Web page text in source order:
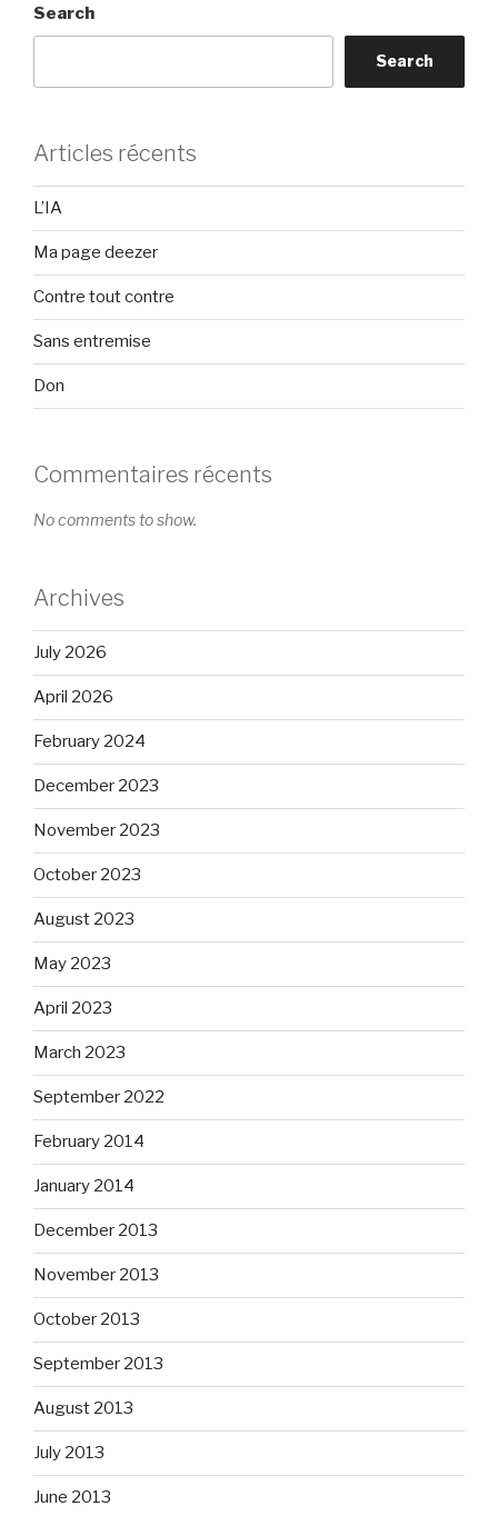
Search
Search
Articles récents
L’IA
Ma page deezer
Contre tout contre
Sans entremise
Don
Commentaires récents
No comments to show.
Archives
July 2026
April 2026
February 2024
December 2023
November 2023
October 2023
August 2023
May 2023
April 2023
March 2023
September 2022
February 2014
January 2014
December 2013
November 2013
October 2013
September 2013
August 2013
July 2013
June 2013